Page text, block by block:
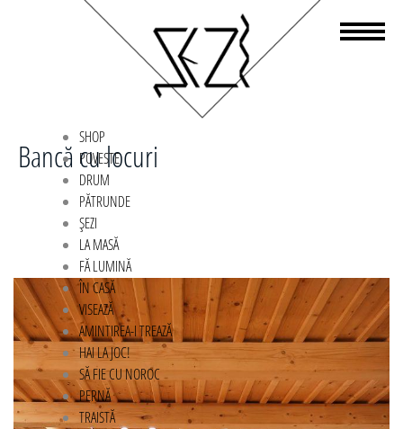
SHOP
POVESTE
DRUM
PĂTRUNDE
ȘEZI
LA MASĂ
FĂ LUMINĂ
ÎN CASĂ
VISEAZĂ
AMINTIREA-I TREAZĂ
HAI LA JOC!
SĂ FIE CU NOROC
PERNĂ
TRAISTĂ
Bancă cu locuri